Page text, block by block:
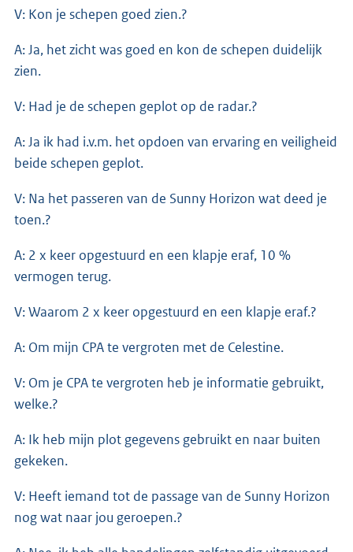
V: Kon je schepen goed zien.?
A: Ja, het zicht was goed en kon de schepen duidelijk
zien.
V: Had je de schepen geplot op de radar.?
A: Ja ik had i.v.m. het opdoen van ervaring en veiligheid
beide schepen geplot.
V: Na het passeren van de Sunny Horizon wat deed je
toen.?
A: 2 x keer opgestuurd en een klapje eraf, 10 %
vermogen terug.
V: Waarom 2 x keer opgestuurd en een klapje eraf.?
A: Om mijn CPA te vergroten met de Celestine.
V: Om je CPA te vergroten heb je informatie gebruikt,
welke.?
A: Ik heb mijn plot gegevens gebruikt en naar buiten
gekeken.
V: Heeft iemand tot de passage van de Sunny Horizon
nog wat naar jou geroepen.?